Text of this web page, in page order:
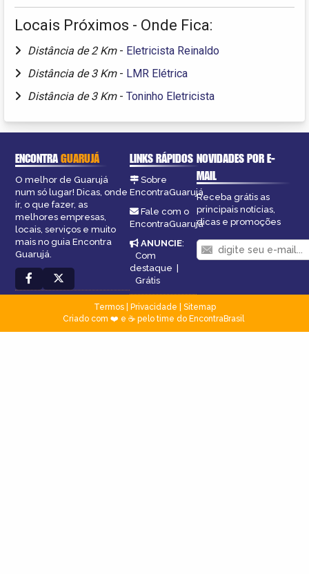
Locais Próximos - Onde Fica:
Distância de 2 Km - Eletricista Reinaldo
Distância de 3 Km - LMR Elétrica
Distância de 3 Km - Toninho Eletricista
ENCONTRAGUARUJÁ
O melhor de Guarujá
num só lugar! Dicas, onde
ir, o que fazer, as
melhores empresas,
locais, serviços e muito
mais no guia Encontra
Guarujá.
LINKS RÁPIDOS
Sobre
EncontraGuarujá
Fale com o
EncontraGuarujá
ANUNCIE:
Com
destaque |
Grátis
NOVIDADES POR E-
MAIL
Receba grátis as
principais notícias,
dicas e promoções
Termos| Privacidade
Sitemap
Criado com ❤️ e ☕ pelo time do EncontraBrasil